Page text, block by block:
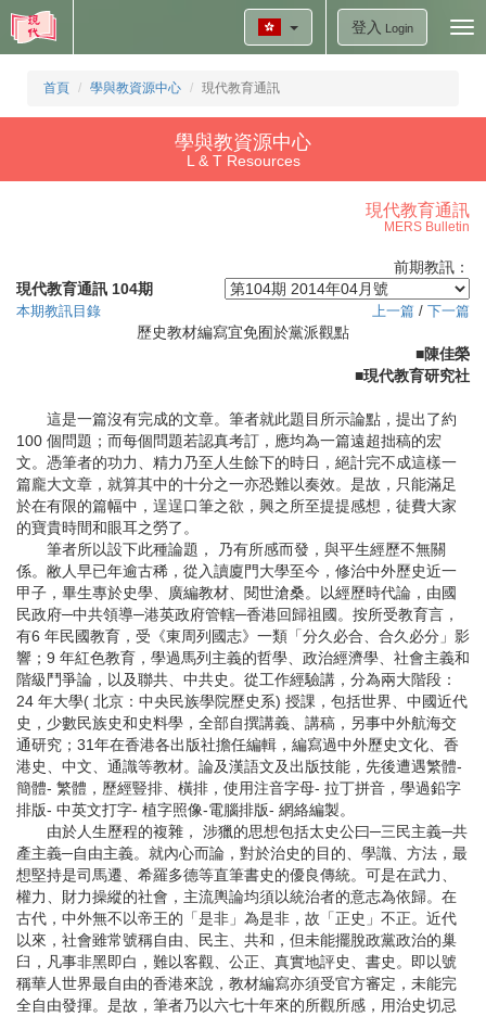
登入 Login
首頁 學與教資源中心 現代教育通訊
學與教資源中心
L & T Resources
現代教育通訊
MERS Bulletin
現代教育通訊 104期
前期教訊：
本期教訊目錄 上一篇 / 下一篇
歷史教材編寫宜免囿於黨派觀點
■陳佳榮
■現代教育研究社
這是一篇沒有完成的文章。筆者就此題目所示論點，提出了約
100 個問題；而每個問題若認真考訂，應均為一篇遠超拙稿的宏
文。憑筆者的功力、精力乃至人生餘下的時日，絕計完不成這樣一
篇龐大文章，就算其中的十分之一亦恐難以奏效。是故，只能滿足
於在有限的篇幅中，逞逞口筆之欲，興之所至提提感想，徒費大家
的寶貴時間和眼耳之勞了。
筆者所以設下此種論題， 乃有所感而發，與平生經歷不無關
係。敝人早已年逾古稀，從入讀廈門大學至今，修治中外歷史近一
甲子，畢生專於史學、廣編教材、閱世滄桑。以經歷時代論，由國
民政府─中共領導─港英政府管轄─香港回歸祖國。按所受教育言，
有6 年民國教育，受《東周列國志》一類「分久必合、合久必分」影
響；9 年紅色教育，學過馬列主義的哲學、政治經濟學、社會主義和
階級鬥爭論，以及聯共、中共史。從工作經驗講，分為兩大階段：
24 年大學( 北京：中央民族學院歷史系) 授課，包括世界、中國近代
史，少數民族史和史料學，全部自撰講義、講稿，另事中外航海交
通研究；31年在香港各出版社擔任編輯，編寫過中外歷史文化、香
港史、中文、通識等教材。論及漢語文及出版技能，先後遭遇繁體-
簡體- 繁體，歷經豎排、橫排，使用注音字母- 拉丁拼音，學過鉛字
排版- 中英文打字- 植字照像-電腦排版- 網絡編製。
由於人生歷程的複雜， 涉獵的思想包括太史公曰─三民主義─共
產主義─自由主義。就內心而論，對於治史的目的、學識、方法，最
想堅持是司馬遷、希羅多德等直筆書史的優良傳統。可是在武力、
權力、財力操縱的社會，主流輿論均須以統治者的意志為依歸。在
古代，中外無不以帝王的「是非」為是非，故「正史」不正。近代
以來，社會雖常號稱自由、民主、共和，但未能擺脫政黨政治的巢
臼，凡事非黑即白，難以客觀、公正、真實地評史、書史。即以號
稱華人世界最自由的香港來說，教材編寫亦須受官方審定，未能完
全自由發揮。是故，筆者乃以六七十年來的所觀所感，用治史切忌